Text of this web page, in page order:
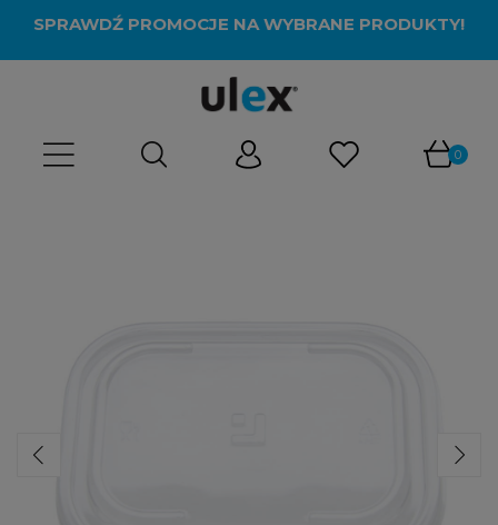
SPRAWDŹ PROMOCJE NA WYBRANE PRODUKTY!